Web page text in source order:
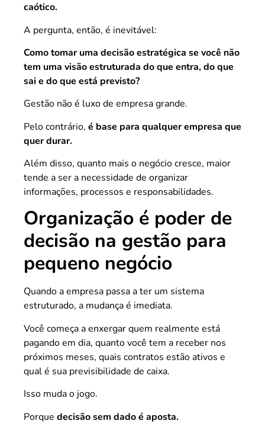
caótico.
A pergunta, então, é inevitável:
Como tomar uma decisão estratégica se você não
tem uma visão estruturada do que entra, do que
sai e do que está previsto?
Gestão não é luxo de empresa grande.
Pelo contrário, é base para qualquer empresa que
quer durar.
Além disso, quanto mais o negócio cresce, maior
tende a ser a necessidade de organizar
informações, processos e responsabilidades.
Organização é poder de
decisão na gestão para
pequeno negócio
Quando a empresa passa a ter um sistema
estruturado, a mudança é imediata.
Você começa a enxergar quem realmente está
pagando em dia, quanto você tem a receber nos
próximos meses, quais contratos estão ativos e
qual é sua previsibilidade de caixa.
Isso muda o jogo.
Porque decisão sem dado é aposta.